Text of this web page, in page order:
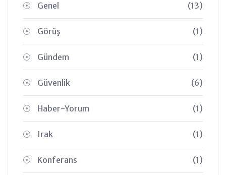
Genel (13)
Görüş (1)
Gündem (1)
Güvenlik (6)
Haber-Yorum (1)
Irak (1)
Konferans (1)